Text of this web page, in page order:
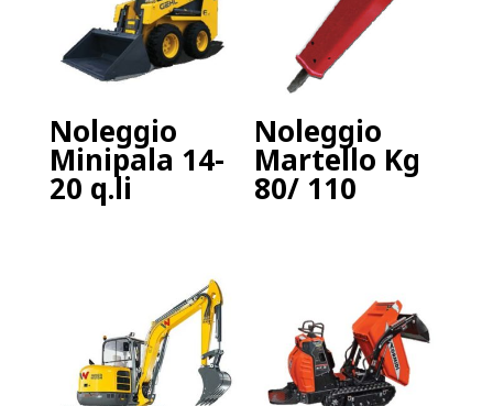
Noleggio
Minipala 14-
20 q.li
Noleggio
Martello Kg
80/ 110